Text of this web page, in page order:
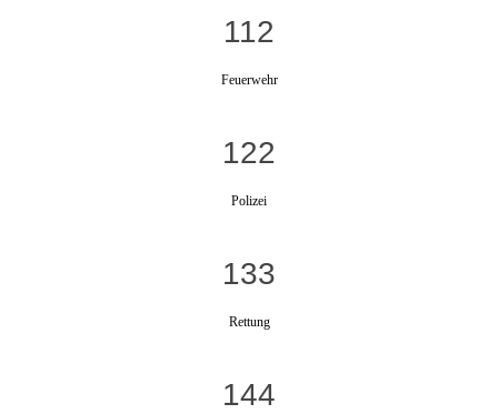
112
Feuerwehr
122
Polizei
133
Rettung
144